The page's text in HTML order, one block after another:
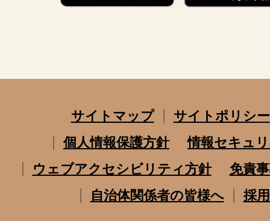
サイトマップ
サイトポリシー
個人情報保護方針
情報セキュ
ウェブアクセシビリティ方針
免責
自治体関係者の皆様へ
採